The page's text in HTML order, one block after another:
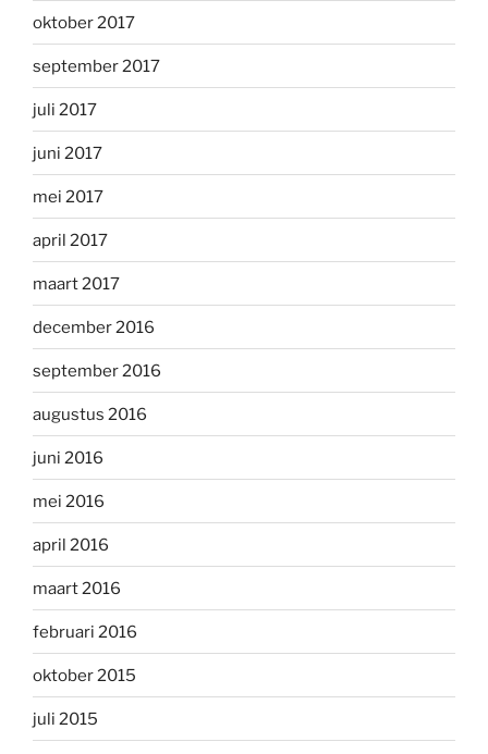
oktober 2017
september 2017
juli 2017
juni 2017
mei 2017
april 2017
maart 2017
december 2016
september 2016
augustus 2016
juni 2016
mei 2016
april 2016
maart 2016
februari 2016
oktober 2015
juli 2015